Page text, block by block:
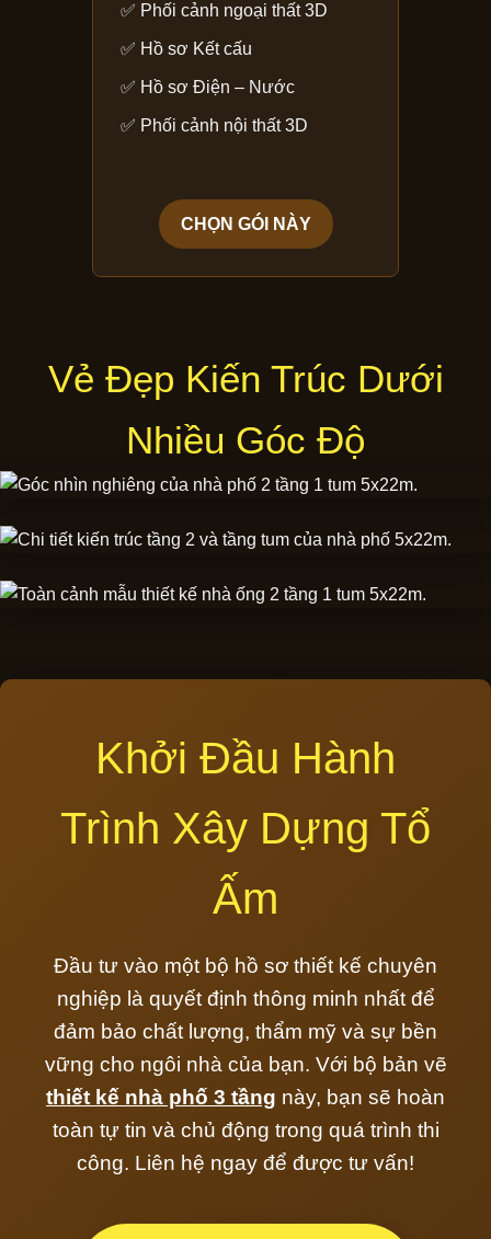
✅ Phối cảnh ngoại thất 3D
✅ Hồ sơ Kết cấu
✅ Hồ sơ Điện – Nước
✅ Phối cảnh nội thất 3D
CHỌN GÓI NÀY
Vẻ Đẹp Kiến Trúc Dưới
Nhiều Góc Độ
Khởi Đầu Hành
Trình Xây Dựng Tổ
Ấm
Đầu tư vào một bộ hồ sơ thiết kế chuyên
nghiệp là quyết định thông minh nhất để
đảm bảo chất lượng, thẩm mỹ và sự bền
vững cho ngôi nhà của bạn. Với bộ bản vẽ
thiết kế nhà phố 3 tầng này, bạn sẽ hoàn
toàn tự tin và chủ động trong quá trình thi
công. Liên hệ ngay để được tư vấn!